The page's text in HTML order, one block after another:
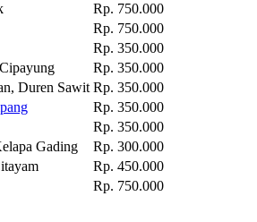
Rp. 750.000
Rp. 750.000
Rp. 350.000
Rp. 350.000
Duren Sawit Rp. 350.000
Rp. 350.000
Rp. 350.000
Gading
Rp. 300.000
Rp. 450.000
Rp. 750.000